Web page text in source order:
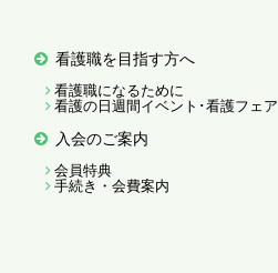
看護職を目指す方へ
看護職になるために
看護の日週間イベント･看護フェア
入会のご案内
会員特典
手続き・会費案内